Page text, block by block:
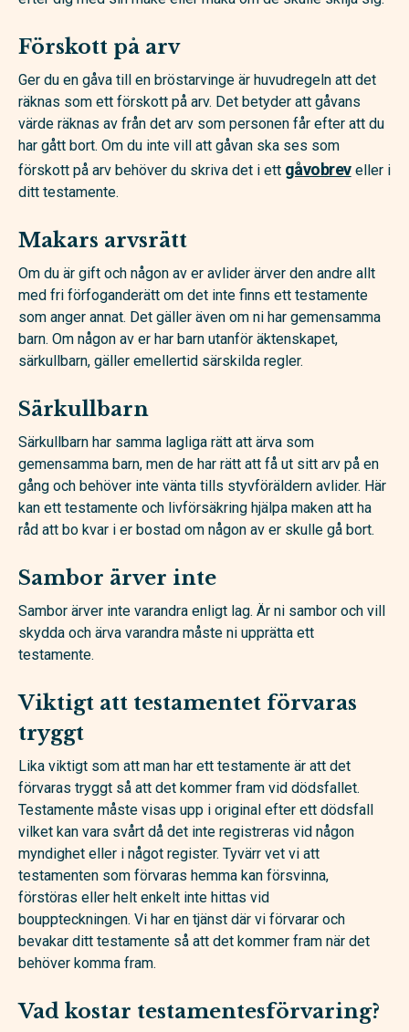
Förskott på arv
Ger du en gåva till en bröstarvinge är huvudregeln att det
räknas som ett förskott på arv. Det betyder att gåvans
värde räknas av från det arv som personen får efter att du
har gått bort. Om du inte vill att gåvan ska ses som
förskott på arv behöver du skriva det i ett gåvobreveller i
ditt testamente.
Makars arvsrätt
Om du är gift och någon av er avlider ärver den andre allt
med fri förfoganderätt om det inte finns ett testamente
som anger annat. Det gäller även om ni har gemensamma
barn. Om någon av er har barn utanför äktenskapet,
särkullbarn, gäller emellertid särskilda regler.
Särkullbarn
Särkullbarn har samma lagliga rätt att ärva som
gemensamma barn, men de har rätt att få ut sitt arv på en
gång och behöver inte vänta tills styvföräldern avlider. Här
kan ett testamente och livförsäkring hjälpa maken att ha
råd att bo kvar i er bostad om någon av er skulle gå bort.
Sambor ärver inte
Sambor ärver inte varandra enligt lag. Är ni sambor och vill
skydda och ärva varandra måste ni upprätta ett
testamente.
Viktigt att testamentet förvaras
tryggt
Lika viktigt som att man har ett testamente är att det
förvaras tryggt så att det kommer fram vid dödsfallet.
Testamente måste visas upp i original efter ett dödsfall
vilket kan vara svårt då det inte registreras vid någon
myndighet eller i något register. Tyvärr vet vi att
testamenten som förvaras hemma kan försvinna,
förstöras eller helt enkelt inte hittas vid
bouppteckningen. Vi har en tjänst där vi förvarar och
bevakar ditt testamente så att det kommer fram när det
behöver komma fram.
Vad kostar testamentesförvaring?